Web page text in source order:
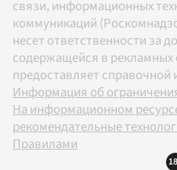
связи, информационных
коммуникаций
несет ответственности за
содержащейся в рекламных
предоставляет
Информация об
На информационном
рекомендательные
Правилами